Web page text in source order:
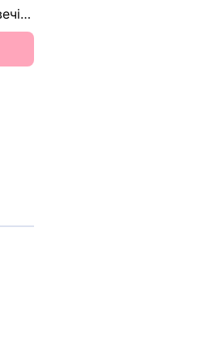
Торт на парубоцьку вечірку